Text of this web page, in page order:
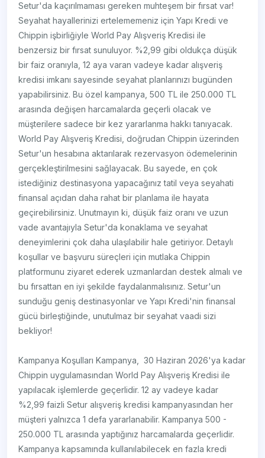
Setur'da kaçırılmaması gereken muhteşem bir fırsat var!
Seyahat hayallerinizi ertelememeniz için Yapı Kredi ve
Chippin işbirliğiyle World Pay Alışveriş Kredisi ile
benzersiz bir fırsat sunuluyor. %2,99 gibi oldukça düşük
bir faiz oranıyla, 12 aya varan vadeye kadar alışveriş
kredisi imkanı sayesinde seyahat planlarınızı bugünden
yapabilirsiniz. Bu özel kampanya, 500 TL ile 250.000 TL
arasında değişen harcamalarda geçerli olacak ve
müşterilere sadece bir kez yararlanma hakkı tanıyacak.
World Pay Alışveriş Kredisi, doğrudan Chippin üzerinden
Setur'un hesabına aktarılarak rezervasyon ödemelerinin
gerçekleştirilmesini sağlayacak. Bu sayede, en çok
istediğiniz destinasyona yapacağınız tatil veya seyahati
finansal açıdan daha rahat bir planlama ile hayata
geçirebilirsiniz. Unutmayın ki, düşük faiz oranı ve uzun
vade avantajıyla Setur'da konaklama ve seyahat
deneyimlerini çok daha ulaşılabilir hale getiriyor. Detaylı
koşullar ve başvuru süreçleri için mutlaka Chippin
platformunu ziyaret ederek uzmanlardan destek almalı ve
bu fırsattan en iyi şekilde faydalanmalısınız. Setur'un
sunduğu geniş destinasyonlar ve Yapı Kredi'nin finansal
gücü birleştiğinde, unutulmaz bir seyahat vaadi sizi
bekliyor!
Kampanya Koşulları Kampanya, 30 Haziran 2026'ya kadar
Chippin uygulamasından World Pay Alışveriş Kredisi ile
yapılacak işlemlerde geçerlidir. 12 ay vadeye kadar
%2,99 faizli Setur alışveriş kredisi kampanyasından her
müşteri yalnızca 1 defa yararlanabilir. Kampanya 500 -
250.000 TL arasında yaptığınız harcamalarda geçerlidir.
Kampanya kapsamında kullanılabilecek en fazla kredi